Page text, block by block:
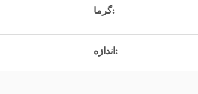
گرما:
اندازه: